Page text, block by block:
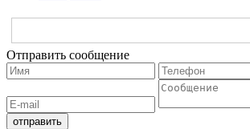
Отправить сообщение